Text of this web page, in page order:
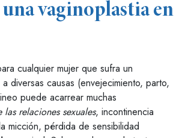
una vaginoplastia en
cualquier mujer que sufra un
diversas causas (envejecimiento, parto,
puede acarrear muchas
relaciones sexuales, incontinencia
micción, pérdida de sensibilidad